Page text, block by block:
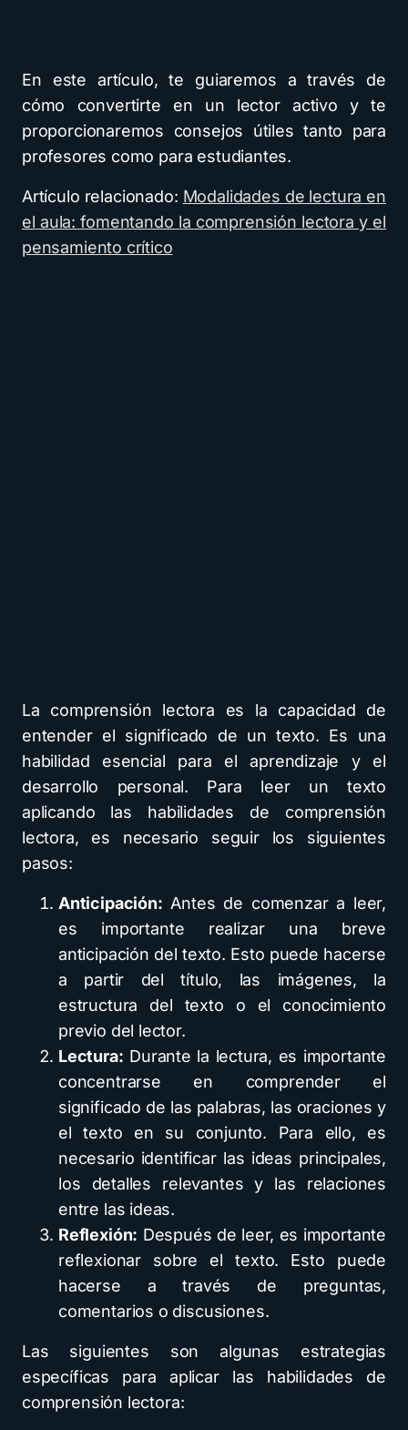
En este artículo, te guiaremos a través de
cómo convertirte en un lector activo y te
proporcionaremos consejos útiles tanto para
profesores como para estudiantes.
Artículo relacionado: Modalidades de lectura en
el aula: fomentando la comprensión lectora y el
pensamiento crítico
La comprensión lectora es la capacidad de
entender el significado de un texto. Es una
habilidad esencial para el aprendizaje y el
desarrollo personal. Para leer un texto
aplicando las habilidades de comprensión
lectora, es necesario seguir los siguientes
pasos:
Anticipación: Antes de comenzar a leer,
es importante realizar una breve
anticipación del texto. Esto puede hacerse
a partir del título, las imágenes, la
estructura del texto o el conocimiento
previo del lector.
Lectura: Durante la lectura, es importante
concentrarse en comprender el
significado de las palabras, las oraciones y
el texto en su conjunto. Para ello, es
necesario identificar las ideas principales,
los detalles relevantes y las relaciones
entre las ideas.
Reflexión: Después de leer, es importante
reflexionar sobre el texto. Esto puede
hacerse a través de preguntas,
comentarios o discusiones.
Las siguientes son algunas estrategias
específicas para aplicar las habilidades de
comprensión lectora: